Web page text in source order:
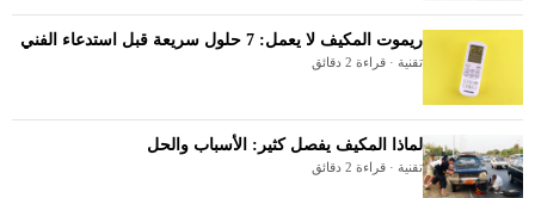
ريموت المكيف لا يعمل: 7 حلول سريعة قبل استدعاء الفني
تقنية · قراءة 2 دقائق
لماذا المكيف يفصل كثير: الأسباب والحل
تقنية · قراءة 2 دقائق